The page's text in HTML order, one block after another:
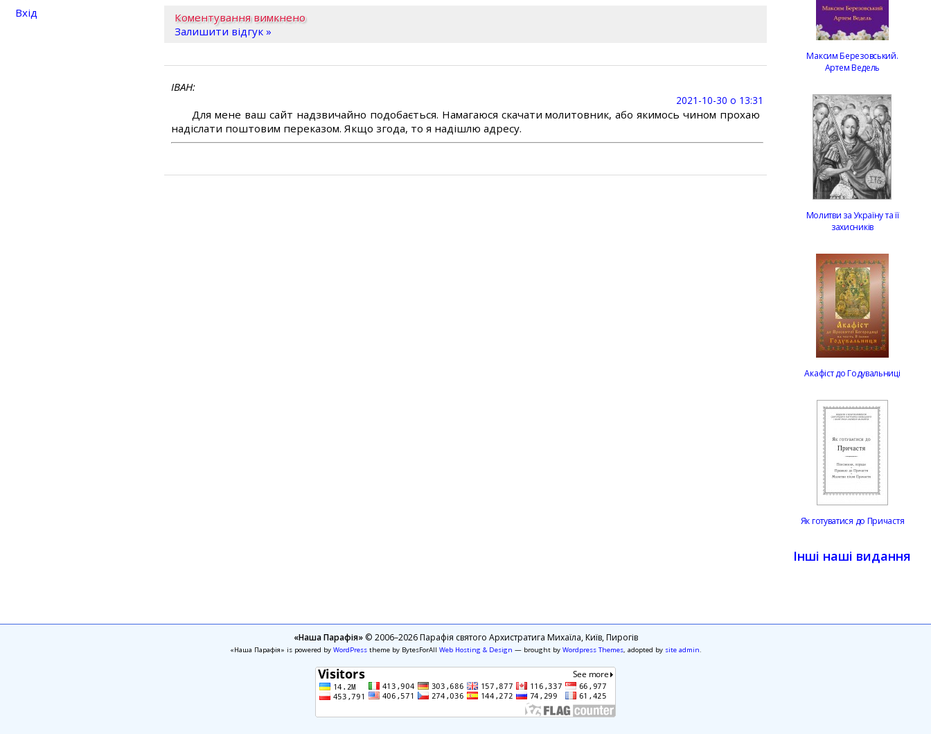
Коментування вимкнено
Залишити відгук »
ІВАН
2021-10-30 о 13:31
Для мене ваш сайт надзвичайно подобається. Намагаюся скачати молитовник, або якимось чином прохаю
надіслати поштовим переказом. Якщо згода, то я надішлю адресу.
Вхід
Максим Березовський.
Артем Ведель
Молитви за Україну та її
захисників
Акафіст до Годувальниці
Як готуватися до Причастя
Інші наші видання
«Наша Парафія»© 2006–2026 Парафія святого Архистратига Михаїла, Київ, Пирогів
«Наша Парафія» is powered by WordPresstheme by BytesForAll Web Hosting & Design — brought by Wordpress Themes, adopted by site admin.